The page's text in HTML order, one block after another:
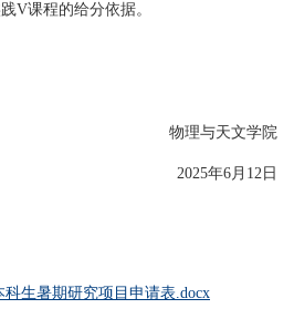
V课程的给分依据。
物理与天文学院
2025年6月12日
生暑期研究项目申请表.docx